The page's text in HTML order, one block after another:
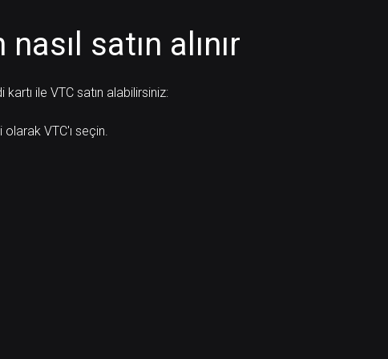
satın alınır
ile VTC satın alabilirsiniz:
VTC'ı seçin.